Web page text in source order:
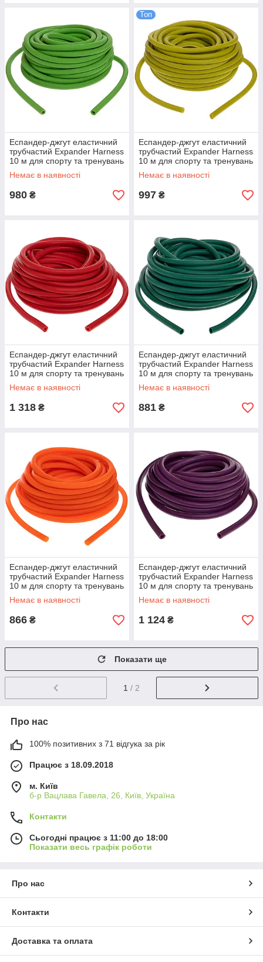
Еспандер-джгут еластичний
трубчастий Expander Harness
10 м для спорту та тренувань
(FI-6253-3)
Немає в наявності
980 ₴
Топ
Еспандер-джгут еластичний
трубчастий Expander Harness
10 м для спорту та тренувань
(FI-6253-1)
Немає в наявності
997 ₴
Еспандер-джгут еластичний
трубчастий Expander Harness
10 м для спорту та тренувань
(FI-6253-4)
Немає в наявності
1 318 ₴
Еспандер-джгут еластичний
трубчастий Expander Harness
10 м для спорту та тренувань
(FI-6253-5)
Немає в наявності
881 ₴
Еспандер-джгут еластичний
трубчастий Expander Harness
10 м для спорту та тренувань
(FI-6253-6)
Немає в наявності
866 ₴
Еспандер-джгут еластичний
трубчастий Expander Harness
10 м для спорту та тренувань
(FI-6253-7)
Немає в наявності
1 124 ₴
Показати ще
1 / 2
Про нас
100% позитивних з 71 відгука за рік
Працює з 18.09.2018
м. Київ
б-р Вацлава Гавела, 26, Київ, Україна
Контакти
Сьогодні працює з 11:00 до 18:00
Показати весь графік роботи
Про нас
Контакти
Доставка та оплата